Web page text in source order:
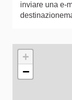
inviare una e-
L'elemento
+
−